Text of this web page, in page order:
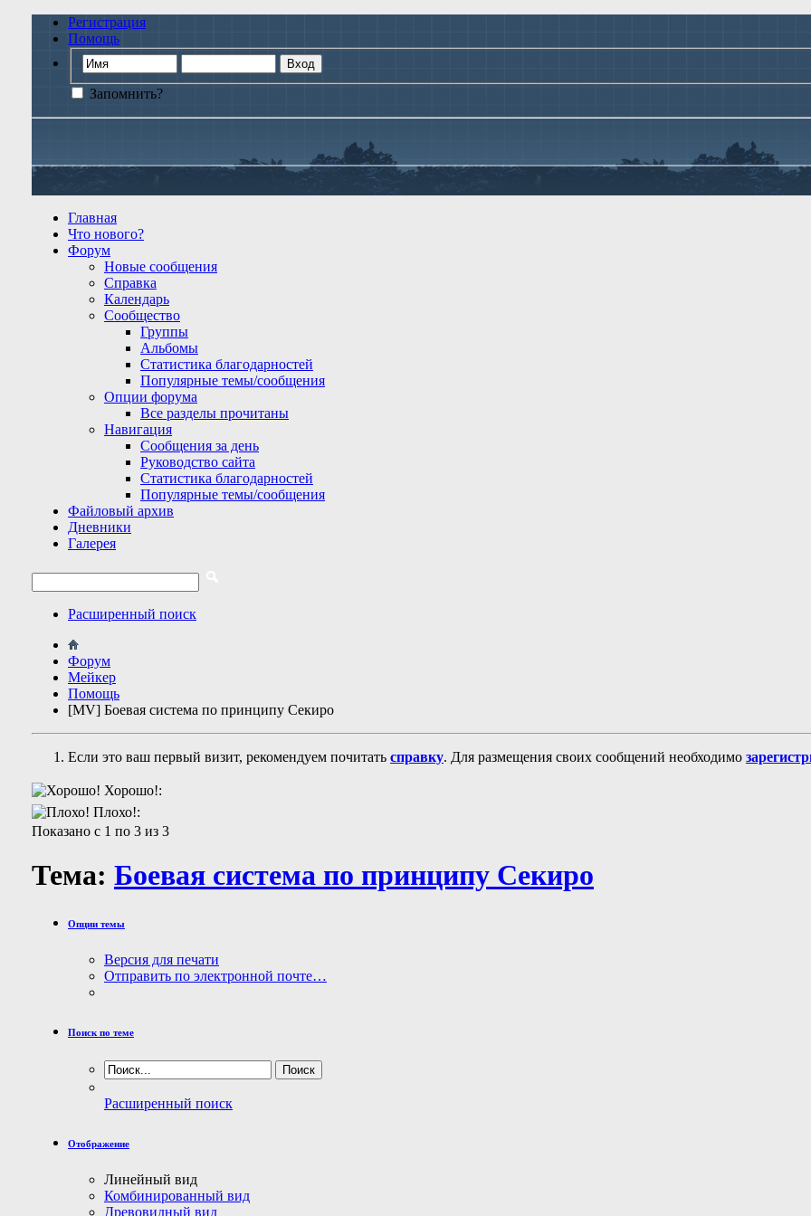
Регистрация
Помощь
Запомнить?
Главная
Что нового?
Форум
Новые сообщения
Справка
Календарь
Сообщество
Группы
Альбомы
Статистика благодарностей
Популярные темы/сообщения
Опции форума
Все разделы прочитаны
Навигация
Сообщения за день
Руководство сайта
Статистика благодарностей
Популярные темы/сообщения
Файловый архив
Дневники
Галерея
Расширенный поиск
Форум
Мейкер
Помощь
[MV] Боевая система по принципу Секиро
Если это ваш первый визит, рекомендуем почитать справку. Для размещения своих сообщений необходимо
Хорошо!:
Плохо!:
Показано с 1 по 3 из 3
Тема: Боевая система по принципу Секиро
Опции темы
Версия для печати
Отправить по электронной почте…
Поиск по теме
Расширенный поиск
Отображение
Линейный вид
Комбинированный вид
Древовидный вид